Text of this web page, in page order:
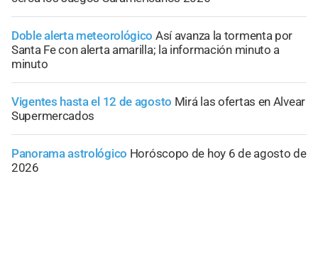
Doble alerta meteorológico Así avanza la tormenta por
Santa Fe con alerta amarilla; la información minuto a
minuto
Vigentes hasta el 12 de agosto Mirá las ofertas en Alvear
Supermercados
Panorama astrológico Horóscopo de hoy 6 de agosto de
2026